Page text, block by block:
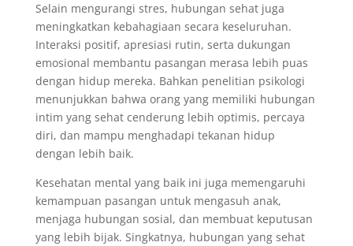
Selain mengurangi stres, hubungan sehat juga
meningkatkan kebahagiaan secara keseluruhan.
Interaksi positif, apresiasi rutin, serta dukungan
emosional membantu pasangan merasa lebih puas
dengan hidup mereka. Bahkan penelitian psikologi
menunjukkan bahwa orang yang memiliki hubungan
intim yang sehat cenderung lebih optimis, percaya
diri, dan mampu menghadapi tekanan hidup
dengan lebih baik.
Kesehatan mental yang baik ini juga memengaruhi
kemampuan pasangan untuk mengasuh anak,
menjaga hubungan sosial, dan membuat keputusan
yang lebih bijak. Singkatnya, hubungan yang sehat